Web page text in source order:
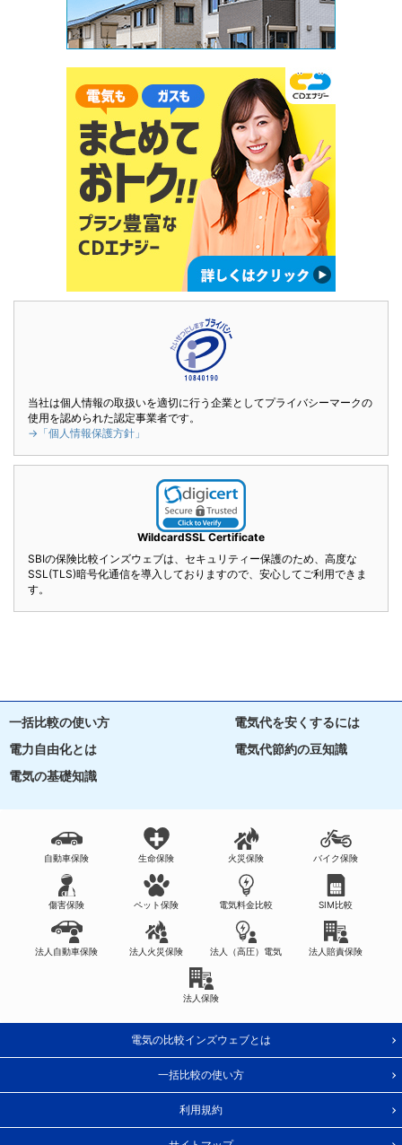
当社は個人情報の取扱いを適切に行う企業としてプライバシーマークの
使用を認められた認定事業者です。
→「個人情報保護方針」
WildcardSSL Certificate
SBIの保険比較インズウェブは、セキュリティー保護のため、高度な
SSL(TLS)暗号化通信を導入しておりますので、安心してご利用できま
す。
一括比較の使い方
電気代を安くするには
電力自由化とは
電気代節約の豆知識
電気の基礎知識
自動車保険 生命保険 火災保険 バイク保険
傷害保険 ペット保険 電気料金比較 SIM比較
法人自動車保険 法人火災保険 法人（高圧）電気 法人賠責保険
法人保険
電気の比較インズウェブとは
一括比較の使い方
利用規約